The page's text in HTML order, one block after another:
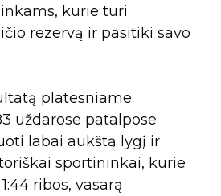
kurie turi
rezervą ir pasitiki savo
platesniame
uždarose patalpose
labai aukštą lygį ir
sportininkai, kurie
ribos, vasarą